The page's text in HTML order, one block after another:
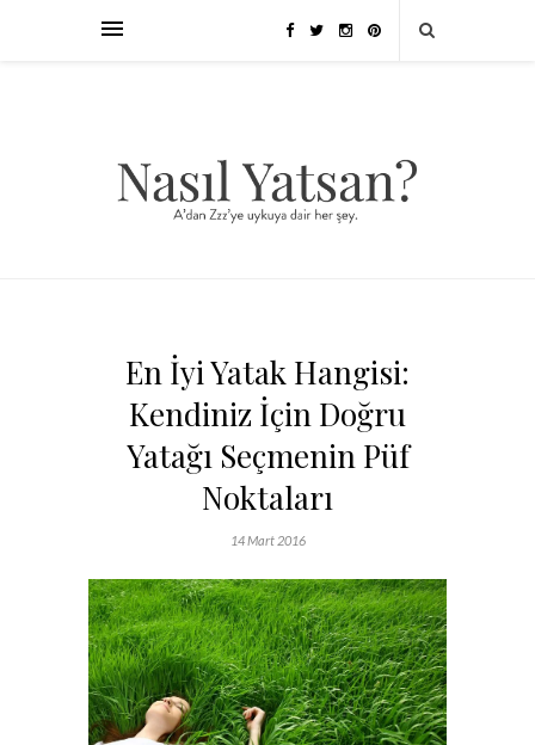
En İyi Yatak Hangisi:
Kendiniz İçin Doğru
Yatağı Seçmenin Püf
Noktaları
14 Mart 2016